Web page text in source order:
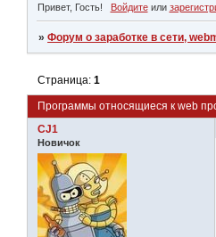
Привет, Гость! Войдитеили
»Форум о заработке в сети,
Программы относящиеся к web
Страница:1
CJ1
Новичок